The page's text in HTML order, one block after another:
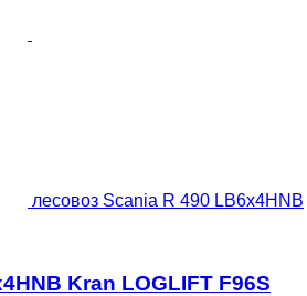
лесовоз Scania R 490 LB6x4HNB
Kran LOGLIFT F96S